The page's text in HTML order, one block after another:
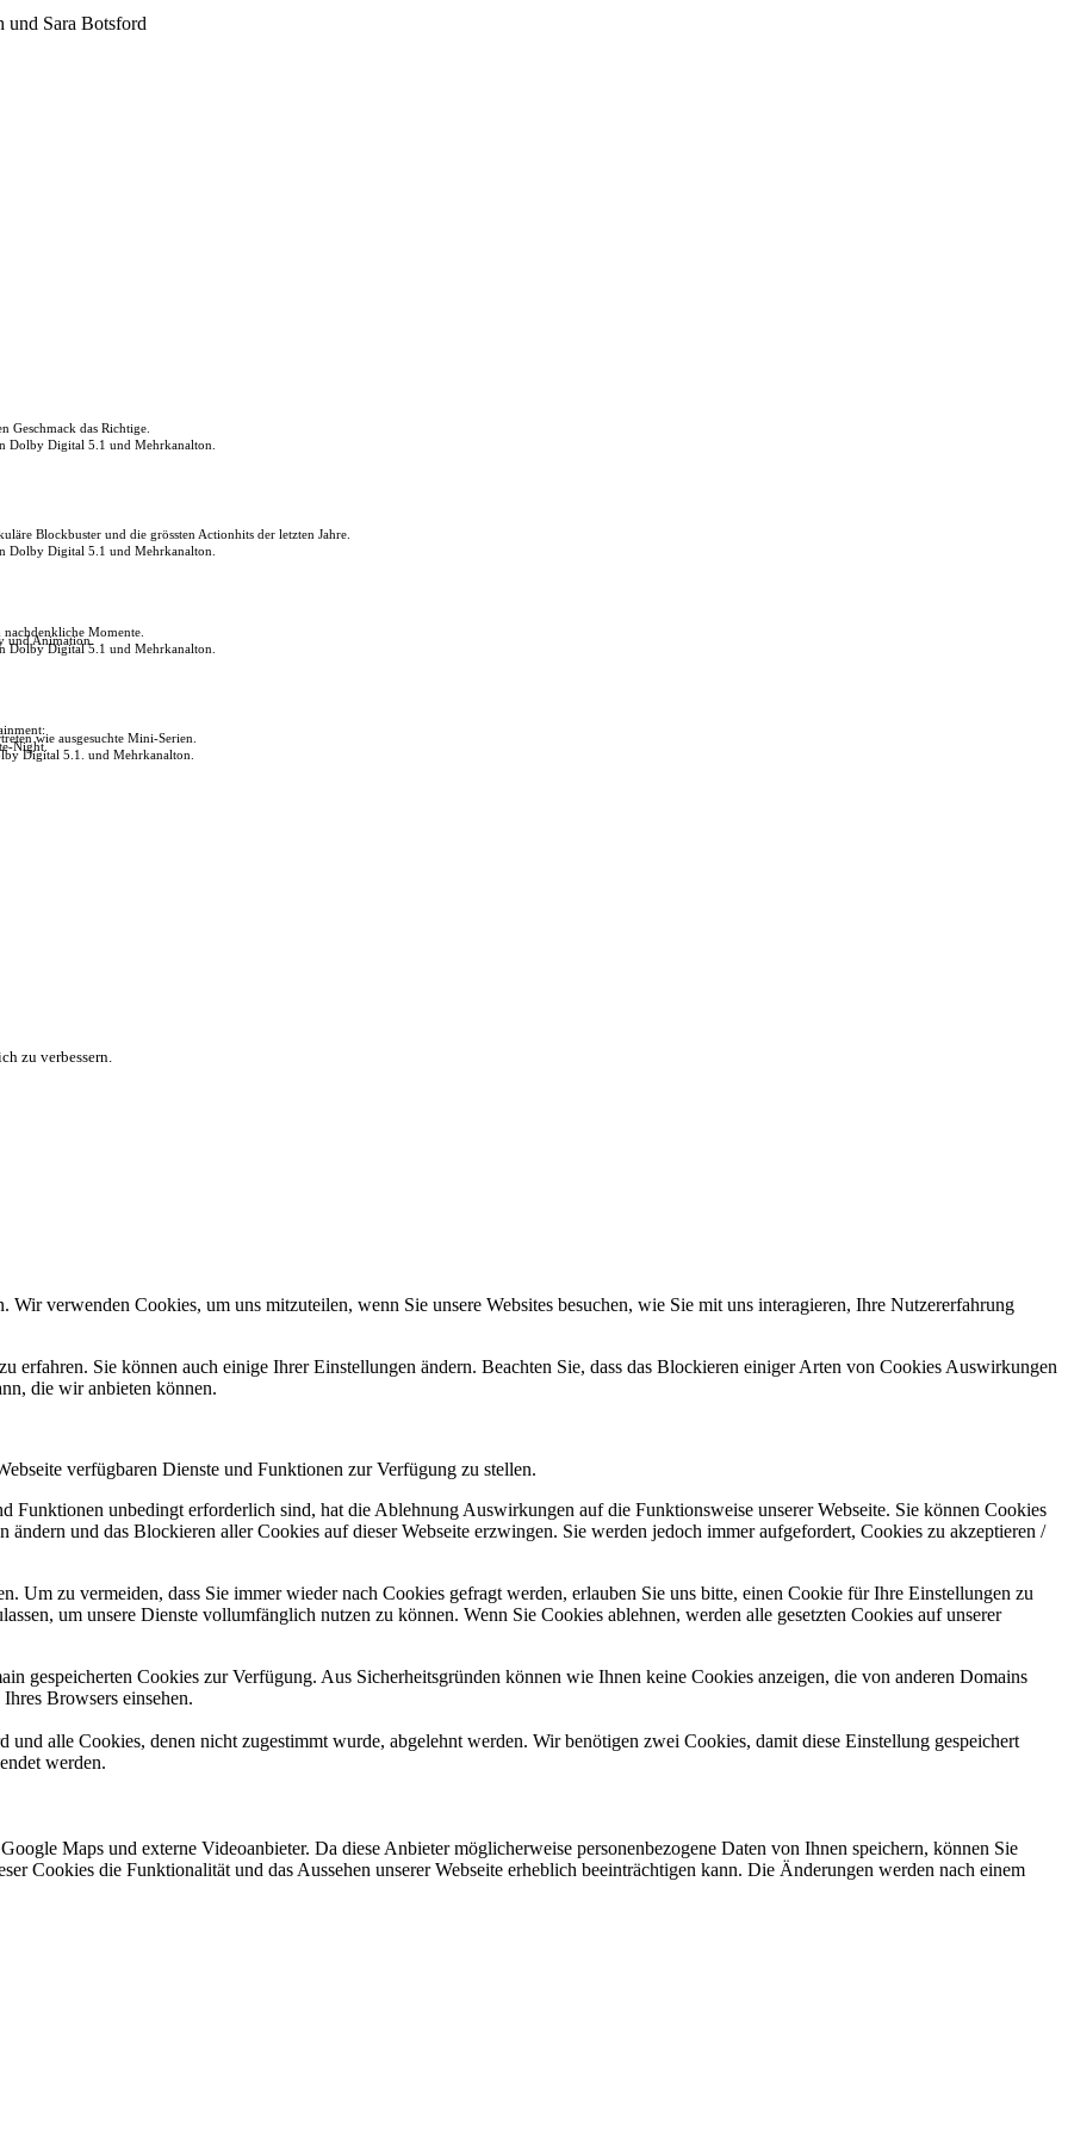
und Sara Botsford
Geschmack das Richtige.
Dolby Digital 5.1 und Mehrkanalton.
Blockbuster und die grössten Actionhits der letzten Jahre.
Dolby Digital 5.1 und Mehrkanalton.
Momente.
und Animation.
Dolby Digital 5.1 und Mehrkanalton.
wie ausgesuchte Mini-Serien.
Night.
Digital 5.1. und Mehrkanalton.
zu verbessern.
verwenden Cookies, um uns mitzuteilen, wenn Sie unsere Websites besuchen, wie Sie mit uns interagieren, Ihre Nutzererfahrung
erfahren. Sie können auch einige Ihrer Einstellungen ändern. Beachten Sie, dass das Blockieren einiger Arten von Cookies Auswirkungen
die wir anbieten können.
verfügbaren Dienste und Funktionen zur Verfügung zu stellen.
Funktionen unbedingt erforderlich sind, hat die Ablehnung Auswirkungen auf die Funktionsweise unserer Webseite. Sie können Cookies
und das Blockieren aller Cookies auf dieser Webseite erzwingen. Sie werden jedoch immer aufgefordert, Cookies zu akzeptieren /
Um zu vermeiden, dass Sie immer wieder nach Cookies gefragt werden, erlauben Sie uns bitte, einen Cookie für Ihre Einstellungen zu
um unsere Dienste vollumfänglich nutzen zu können. Wenn Sie Cookies ablehnen, werden alle gesetzten Cookies auf unserer
gespeicherten Cookies zur Verfügung. Aus Sicherheitsgründen können wie Ihnen keine Cookies anzeigen, die von anderen Domains
Browsers einsehen.
alle Cookies, denen nicht zugestimmt wurde, abgelehnt werden. Wir benötigen zwei Cookies, damit diese Einstellung gespeichert
werden.
Maps und externe Videoanbieter. Da diese Anbieter möglicherweise personenbezogene Daten von Ihnen speichern, können Sie
Cookies die Funktionalität und das Aussehen unserer Webseite erheblich beeinträchtigen kann. Die Änderungen werden nach einem